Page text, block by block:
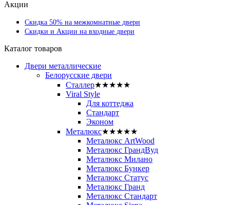
Акции
Скидка 50% на межкомнатные двери
Скидки и Акции на входные двери
Каталог товаров
Двери металлические
Белорусские двери
Сталлер★★★★★
Viral Style
Для коттеджа
Стандарт
Эконом
Металюкс★★★★★
Металюкс ArtWood
Металюкс ГрандВуд
Металюкс Милано
Металюкс Бункер
Металюкс Статус
Металюкс Гранд
Металюкс Стандарт